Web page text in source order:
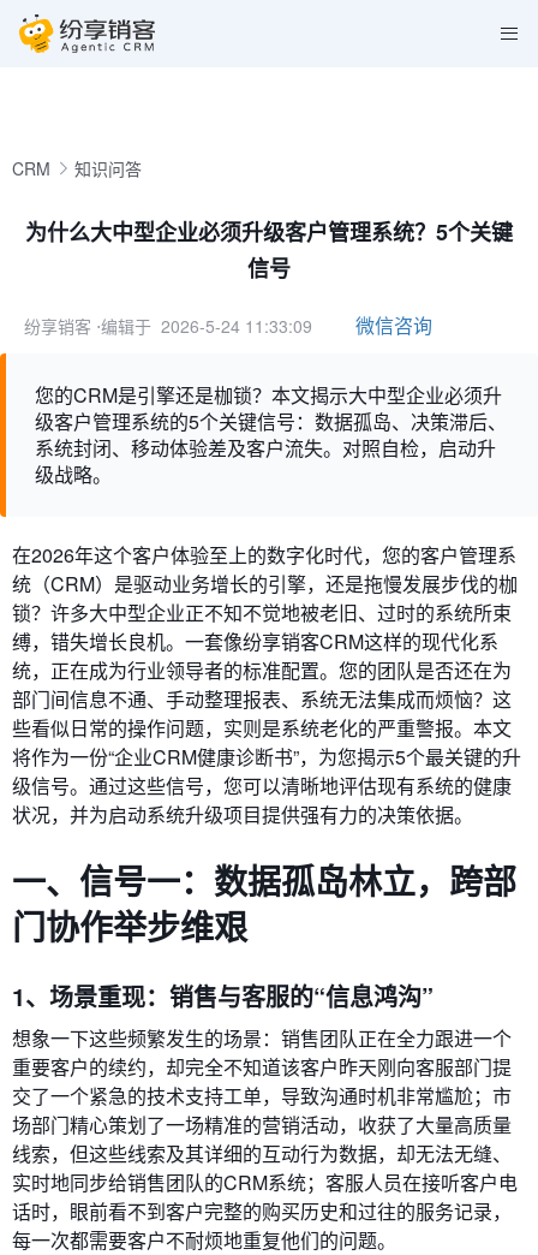
CRM 知识问答
为什么大中型企业必须升级客户管理系统？5个关键
信号
纷享销客 ⋅编辑于 2026-5-24 11:33:09 微信咨询
您的CRM是引擎还是枷锁？本文揭示大中型企业必须升
级客户管理系统的5个关键信号：数据孤岛、决策滞后、
系统封闭、移动体验差及客户流失。对照自检，启动升
级战略。
在2026年这个客户体验至上的数字化时代，您的客户管理系
统（CRM）是驱动业务增长的引擎，还是拖慢发展步伐的枷
锁？许多大中型企业正不知不觉地被老旧、过时的系统所束
缚，错失增长良机。一套像纷享销客CRM这样的现代化系
统，正在成为行业领导者的标准配置。您的团队是否还在为
部门间信息不通、手动整理报表、系统无法集成而烦恼？这
些看似日常的操作问题，实则是系统老化的严重警报。本文
将作为一份“企业CRM健康诊断书”，为您揭示5个最关键的升
级信号。通过这些信号，您可以清晰地评估现有系统的健康
状况，并为启动系统升级项目提供强有力的决策依据。
一、信号一：数据孤岛林立，跨部
门协作举步维艰
1、场景重现：销售与客服的“信息鸿沟”
想象一下这些频繁发生的场景：销售团队正在全力跟进一个
重要客户的续约，却完全不知道该客户昨天刚向客服部门提
交了一个紧急的技术支持工单，导致沟通时机非常尴尬；市
场部门精心策划了一场精准的营销活动，收获了大量高质量
线索，但这些线索及其详细的互动行为数据，却无法无缝、
实时地同步给销售团队的CRM系统；客服人员在接听客户电
话时，眼前看不到客户完整的购买历史和过往的服务记录，
每一次都需要客户不耐烦地重复他们的问题。